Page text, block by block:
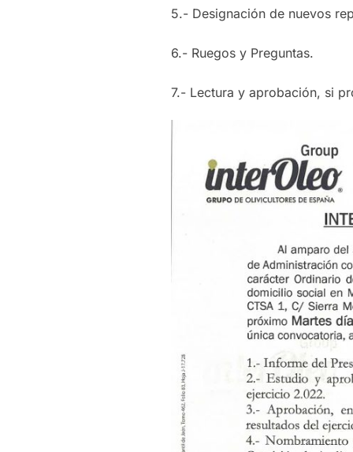
5.- Designación de nuevos
6.- Ruegos y Preguntas.
7.- Lectura y aprobación, si